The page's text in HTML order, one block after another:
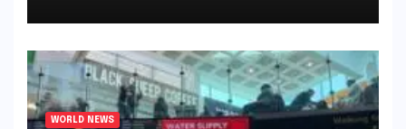
WORLD NEWS